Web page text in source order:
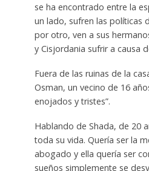
se ha encontrado entre la
un lado, sufren las políticas
por otro, ven a sus
y Cisjordania sufrir a causa
Fuera de las ruinas de la
Osman, un vecino de 16
enojados y tristes”.
Hablando de Shada, de 20
toda su vida. Quería ser la
abogado y ella quería ser
sueños simplemente se